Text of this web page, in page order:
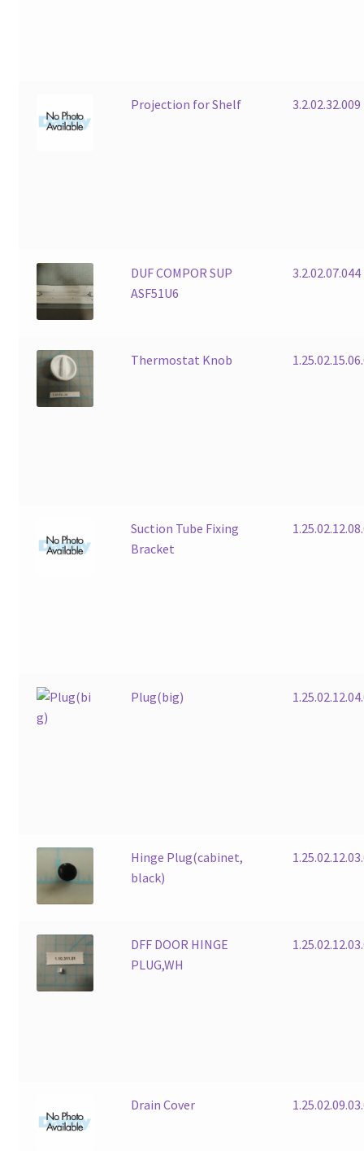
Projection for Shelf 3.2.02.32.009
DUF COMPOR SUP
ASF51U6
3.2.02.07.044
Thermostat Knob
Suction Tube Fixing
Bracket
Plug(big)
Hinge Plug(cabinet,
black)
DFF DOOR HINGE
PLUG,WH
Drain Cover